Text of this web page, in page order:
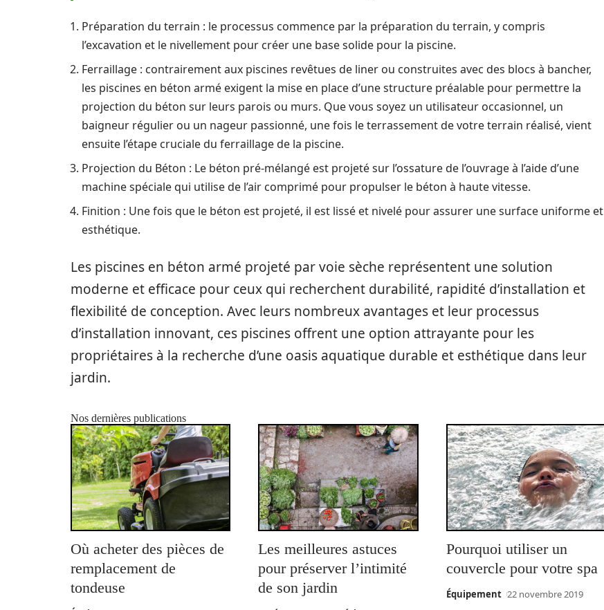
Préparation du terrain : le processus commence par la préparation du terrain, y compris
l’excavation et le nivellement pour créer une base solide pour la piscine.
Ferraillage : contrairement aux piscines revêtues de liner ou construites avec des blocs à bancher,
les piscines en béton armé exigent la mise en place d’une structure préalable pour permettre la
projection du béton sur leurs parois ou murs. Que vous soyez un utilisateur occasionnel, un
baigneur régulier ou un nageur passionné, une fois le terrassement de votre terrain réalisé, vient
ensuite l’étape cruciale du ferraillage de la piscine.
Projection du Béton : Le béton pré-mélangé est projeté sur l’ossature de l’ouvrage à l’aide d’une
machine spéciale qui utilise de l’air comprimé pour propulser le béton à haute vitesse.
Finition : Une fois que le béton est projeté, il est lissé et nivelé pour assurer une surface uniforme et
esthétique.
Les piscines en béton armé projeté par voie sèche représentent une solution
moderne et efficace pour ceux qui recherchent durabilité, rapidité d’installation et
flexibilité de conception. Avec leurs nombreux avantages et leur processus
d’installation innovant, ces piscines offrent une option attrayante pour les
propriétaires à la recherche d’une oasis aquatique durable et esthétique dans leur
jardin.
Nos dernières publications
Où acheter des pièces de
remplacement de
tondeuse
Les meilleures astuces
pour préserver l’intimité
de son jardin
Pourquoi utiliser un
couvercle pour votre spa
Équipement 22 novembre 2019